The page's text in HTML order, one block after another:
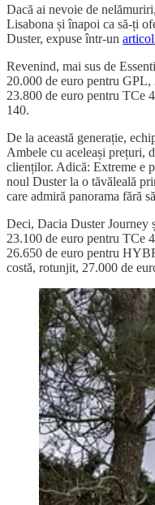
Dacă ai nevoie de
Lisabona și înapoi ca să-ți
Duster, expuse într-un
Revenind, mai sus de
20.000 de euro pentru
23.800 de euro pentru TCe
140.
De la această generație,
Ambele cu aceleași prețuri,
clienților. Adică: Extreme e
noul Duster la o tăvăleală
care admiră panorama fără
Deci, Dacia Duster Journey
23.100 de euro pentru TCe
26.650 de euro pentru
costă, rotunjit, 27.000 de